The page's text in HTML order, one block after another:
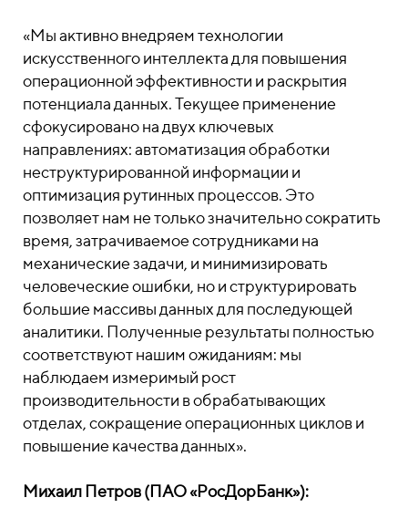
«Мы активно внедряем технологии
искусственного интеллекта для повышения
операционной эффективности и раскрытия
потенциала данных. Текущее применение
сфокусировано на двух ключевых
направлениях: автоматизация обработки
неструктурированной информации и
оптимизация рутинных процессов. Это
позволяет нам не только значительно сократить
время, затрачиваемое сотрудниками на
механические задачи, и минимизировать
человеческие ошибки, но и структурировать
большие массивы данных для последующей
аналитики. Полученные результаты полностью
соответствуют нашим ожиданиям: мы
наблюдаем измеримый рост
производительности в обрабатывающих
отделах, сокращение операционных циклов и
повышение качества данных».
Михаил Петров (ПАО «РосДорБанк»):